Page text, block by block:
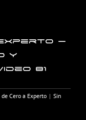
–
y
81
Cero a Experto | Sin